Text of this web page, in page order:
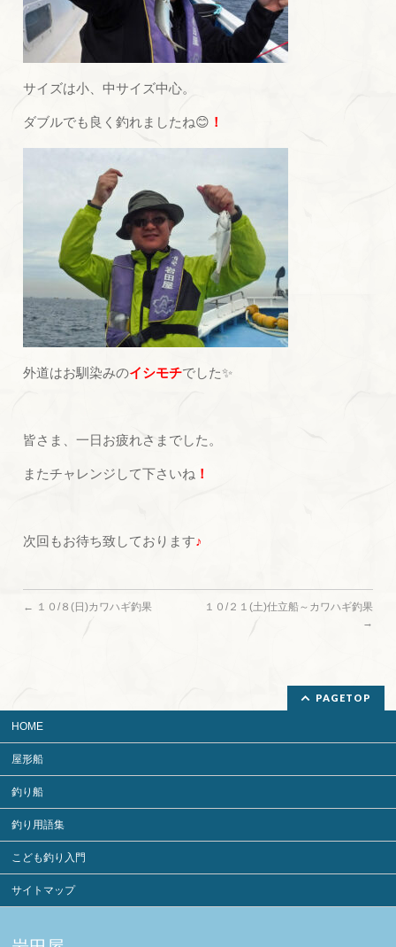
サイズは小、中サイズ中心。
ダブルでも良く釣れましたね😊 ！
外道はお馴染みのイシモチでした✨
皆さま、一日お疲れさまでした。
またチャレンジして下さいね ！
次回もお待ち致しております♪
← １０/８(日)カワハギ釣果
１０/２１(土)仕立船～カワハギ釣果
→
PAGETOP
HOME
屋形船
釣り船
釣り用語集
こども釣り入門
サイトマップ